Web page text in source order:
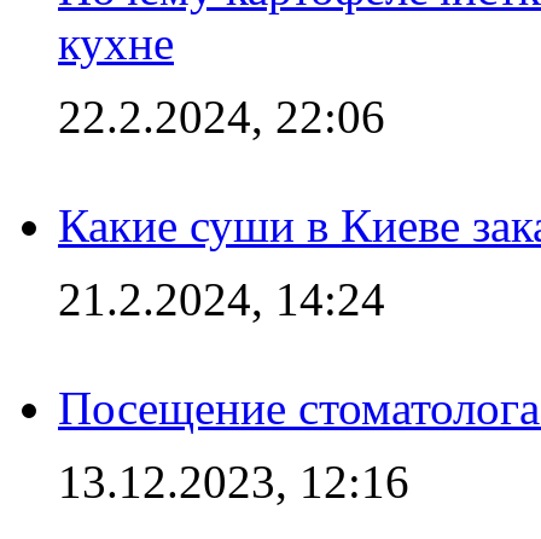
кухне
22.2.2024, 22:06
Какие суши в Киеве
21.2.2024, 14:24
Посещение
13.12.2023, 12:16